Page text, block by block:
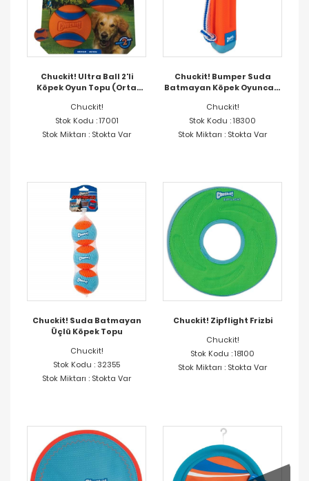
Chuckit! Ultra Ball 2'li
Köpek Oyun Topu (Orta
Chuckit!
Stok Kodu : 17001
Stok Miktarı : Stokta Var
Chuckit! Bumper Suda
Batmayan Köpek Oyuncağı
Chuckit!
Stok Kodu : 18300
Stok Miktarı : Stokta Var
Chuckit! Suda Batmayan
Üçlü Köpek Topu
Chuckit!
Stok Kodu : 32355
Stok Miktarı : Stokta Var
Chuckit! Zipflight Frizbi
Chuckit!
Stok Kodu : 18100
Stok Miktarı : Stokta Var